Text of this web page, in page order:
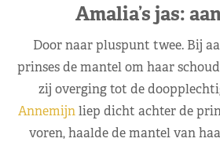
Amalia’s jas:
Door naar pluspunt twee. Bij
prinses de mantel om haar
zij overging tot de
Annemijnliep dicht achter de
voren, haalde de mantel van